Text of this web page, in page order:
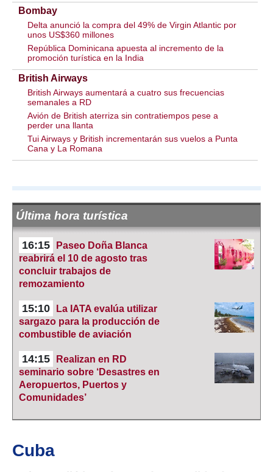
Bombay
Delta anunció la compra del 49% de Virgin Atlantic por
unos US$360 millones
República Dominicana apuesta al incremento de la
promoción turística en la India
British Airways
British Airways aumentará a cuatro sus frecuencias
semanales a RD
Avión de British aterriza sin contratiempos pese a
perder una llanta
Tui Airways y British incrementarán sus vuelos a Punta
Cana y La Romana
Última hora turística
16:15
Paseo Doña Blanca
reabrirá el 10 de agosto tras
concluir trabajos de
remozamiento
15:10
La IATA evalúa utilizar
sargazo para la producción de
combustible de aviación
14:15
Realizan en RD
seminario sobre ‘Desastres en
Aeropuertos, Puertos y
Comunidades’
Cuba